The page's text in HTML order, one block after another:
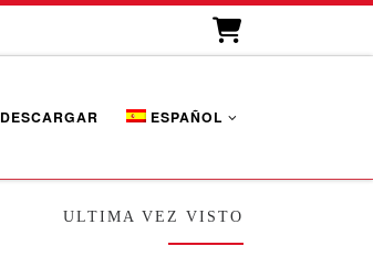
DESCARGAR ESPAÑOL
ULTIMA VEZ VISTO